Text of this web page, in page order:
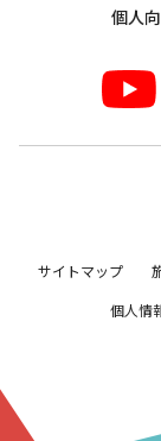
個人
サイトマップ
個人情